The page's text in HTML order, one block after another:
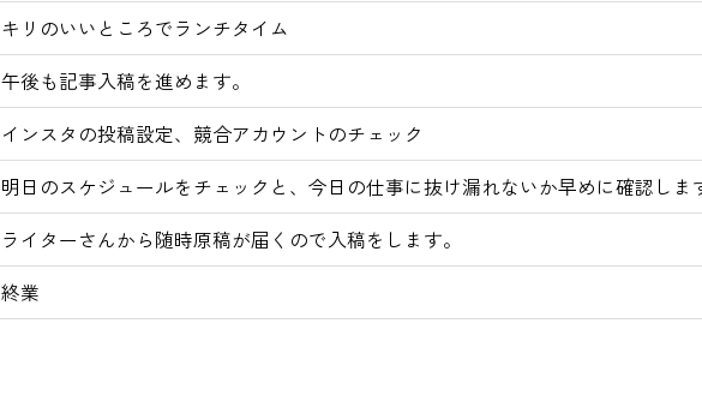
キリのいいところでランチタイム
午後も記事入稿を進めます。
インスタの投稿設定、競合アカウントのチェック
明日のスケジュールをチェックと、今日の仕事に抜け漏れないか早めに確認しま
ライターさんから随時原稿が届くので入稿をします。
終業